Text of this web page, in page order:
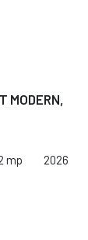
MODERN,
mp 2026